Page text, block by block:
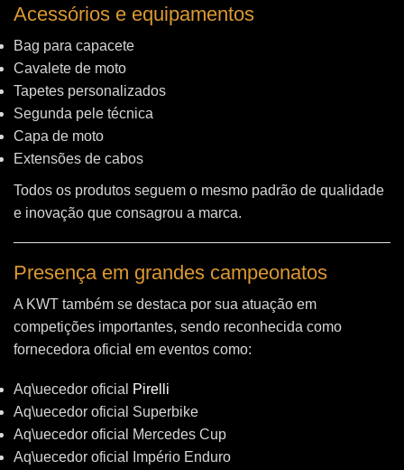
Acessórios e equipamentos
Bag para capacete
Cavalete de moto
Tapetes personalizados
Segunda pele técnica
Capa de moto
Extensões de cabos
Todos os produtos seguem o mesmo padrão de qualidade
e inovação que consagrou a marca.
Presença em grandes campeonatos
A KWT também se destaca por sua atuação em
competições importantes, sendo reconhecida como
fornecedora oficial em eventos como:
Aq\uecedor oficial
Pirelli
Aq\uecedor oficial Superbike
Aq\uecedor oficial Mercedes Cup
Aq\uecedor oficial Império Enduro